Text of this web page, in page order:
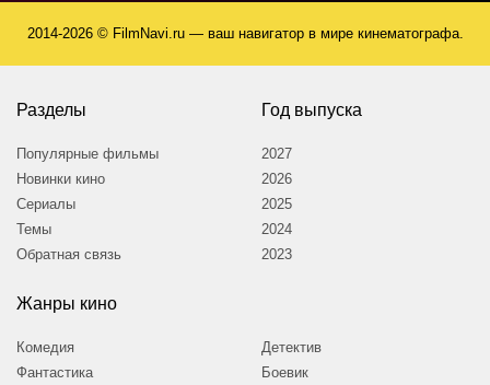
2014-2026 © FilmNavi.ru — ваш навигатор в мире кинематографа.
Разделы
Популярные фильмы
Новинки кино
Сериалы
Темы
Обратная связь
Год выпуска
2027
2026
2025
2024
2023
Жанры кино
Комедия
Фантастика
Детектив
Боевик